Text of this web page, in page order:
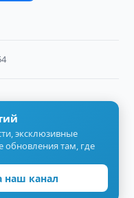
эксклюзивные
обновления там, где
наш канал